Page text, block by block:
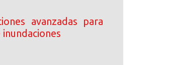
avanzadas para